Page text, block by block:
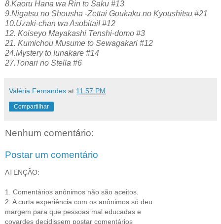
8.Kaoru Hana wa Rin to Saku #13
9.Nigatsu no Shousha -Zettai Goukaku no Kyoushitsu #21
10.Uzaki-chan wa Asobitai! #12
12. Koiseyo Mayakashi Tenshi-domo #3
21. Kumichou Musume to Sewagakari #12
24.Mystery to Iunakare #14
27.Tonari no Stella #6
Valéria Fernandes at 11:57 PM
Compartilhar
Nenhum comentário:
Postar um comentário
ATENÇÃO:
1. Comentários anônimos não são aceitos.
2. A curta experiência com os anônimos só deu
margem para que pessoas mal educadas e
covardes decidissem postar comentários